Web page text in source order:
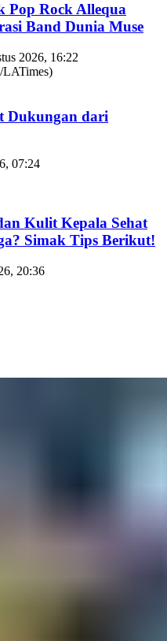
Pop Rock Allequa
Band Dunia Muse
2026, 16:22
Dukungan dari
07:24
Kulit Kepala Sehat
Simak Tips Berikut!
20:36